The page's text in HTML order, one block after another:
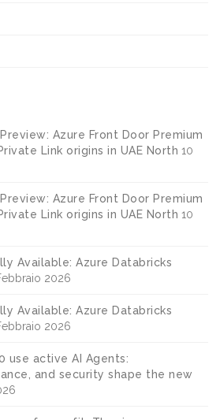
Azure Front Door Premium
Link origins in UAE North 10
Azure Front Door Premium
Link origins in UAE North 10
Available: Azure Databricks
2026
Available: Azure Databricks
2026
use active AI Agents:
and security shape the new